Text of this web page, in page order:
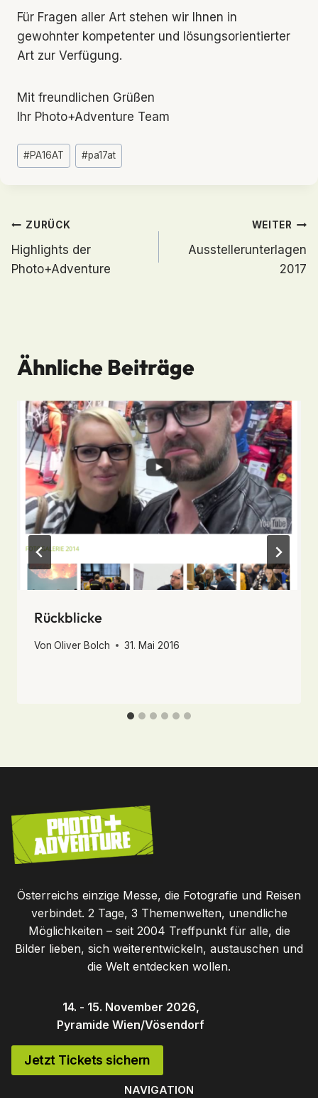
Für Fragen aller Art stehen wir Ihnen in
gewohnter kompetenter und lösungsorientierter
Art zur Verfügung.
Mit freundlichen Grüßen
Ihr Photo+Adventure Team
Schlagworte:
#PA16AT #pa17at
Beitragsnavigation
ZURÜCK
Highlights der
Photo+Adventure
WEITER
Ausstellerunterlagen
2017
Ähnliche Beiträge
Rückblicke
Von Oliver Bolch 31. Mai 2016
Österreichs einzige Messe, die Fotografie und Reisen
verbindet. 2 Tage, 3 Themenwelten, unendliche
Möglichkeiten – seit 2004 Treffpunkt für alle, die
Bilder lieben, sich weiterentwickeln, austauschen und
die Welt entdecken wollen.
14. - 15. November 2026,
Pyramide Wien/Vösendorf
Jetzt Tickets sichern
NAVIGATION